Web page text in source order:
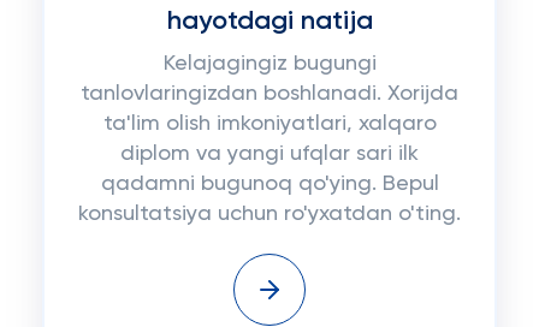
hayotdagi natija
Kelajagingiz bugungi
tanlovlaringizdan boshlanadi. Xorijda
ta'lim olish imkoniyatlari, xalqaro
diplom va yangi ufqlar sari ilk
qadamni bugunoq qo'ying. Bepul
konsultatsiya uchun ro'yxatdan o'ting.